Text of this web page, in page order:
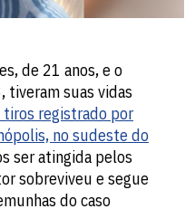
de 21 anos, e o
tiveram suas vidas
tiros registrado por
no sudeste do
ser atingida pelos
sobreviveu e segue
do caso